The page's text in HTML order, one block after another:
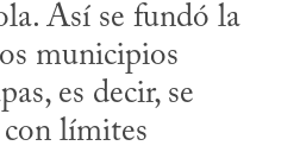
Así se fundó la
municipios
es decir, se
límites